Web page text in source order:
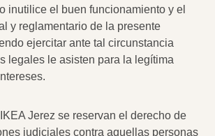
inutilice el buen funcionamiento y el
y reglamentario de la presente
ejercitar ante tal circunstancia
legales le asisten para la legítima
Jerez se reservan el derecho de
judiciales contra aquellas personas